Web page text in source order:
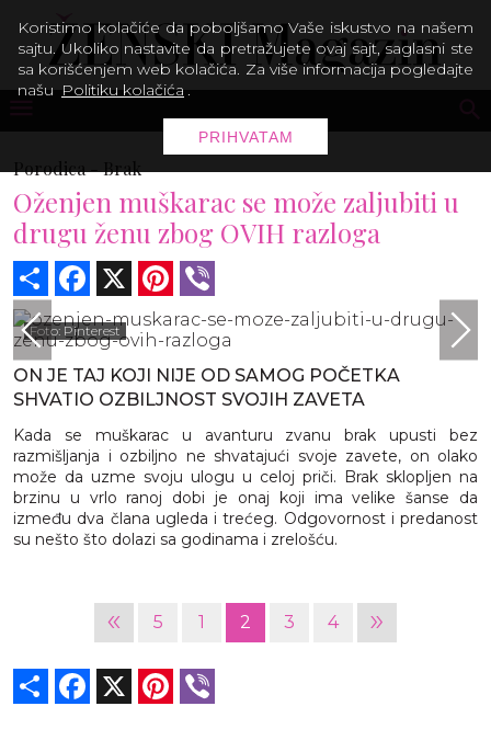
Porodica -Brak
Oženjen muškarac se može zaljubiti u
drugu ženu zbog OVIH razloga
Share Facebook Pinterest
Foto: Pinterest
ON JE TAJ KOJI NIJE OD SAMOG POČETKA
SHVATIO OZBILJNOST SVOJIH ZAVETA
Kada se muškarac u avanturu zvanu brak upusti bez
razmišljanja i ozbiljno ne shvatajući svoje zavete, on olako
može da uzme svoju ulogu u celoj priči. Brak sklopljen na
brzinu u vrlo ranoj dobi je onaj koji ima velike šanse da
između dva člana ugleda i trećeg. Odgovornost i predanost
su nešto što dolazi sa godinama i zrelošću.
« 5 1 2 3 4 »
Share Facebook Pinterest
Koristimo kolačiće da poboljšamo Vaše iskustvo na našem
sajtu. Ukoliko nastavite da pretražujete ovaj sajt, saglasni ste
sa korišćenjem web kolačića. Za više informacija pogledajte
našu Politiku kolačića .
PRIHVATAM